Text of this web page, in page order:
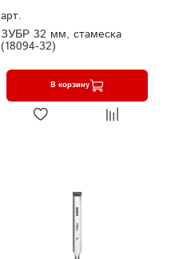
арт.
ЗУБР 32 мм, стамеска
(18094-32)
В корзину